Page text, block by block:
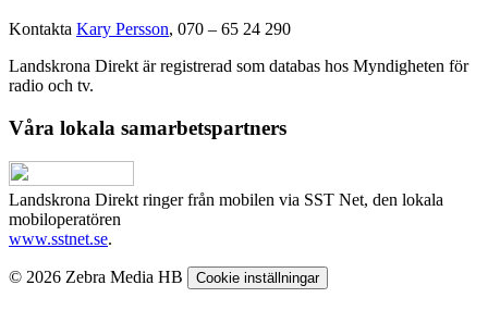
Kontakta Kary Persson, 070 – 65 24 290
Landskrona Direkt är registrerad som databas hos Myndigheten för
radio och tv.
Våra lokala samarbetspartners
Landskrona Direkt ringer från mobilen via SST Net, den lokala
mobiloperatören
www.sstnet.se.
© 2026 Zebra Media HB Cookie inställningar